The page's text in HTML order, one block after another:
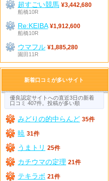
超すごい競馬 ¥3,442,680
船橋10R
Re:KEIBA ¥1,912,600
船橋10R
ウマフル ¥1,885,280
園田11R
新着口コミが多いサイト
優良認定サイトへの直近3日の新着
口コミ 407件。投稿が多い順
みどりの的中らんど 35件
暁 31件
うまトリ 25件
カチウマの定理 21件
テキラボ 21件